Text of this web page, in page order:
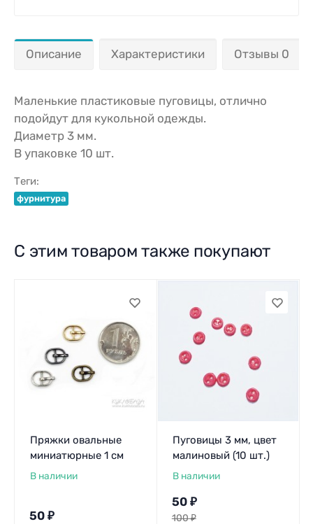
Описание Характеристики Отзывы 0
Маленькие пластиковые пуговицы, отлично
подойдут для кукольной одежды.
Диаметр 3 мм.
В упаковке 10 шт.
Теги:
фурнитура
С этим товаром также покупают
Пряжки овальные
миниатюрные 1 см
В наличии
50 ₽
Пуговицы 3 мм, цвет
малиновый (10 шт.)
В наличии
50 ₽
100₽